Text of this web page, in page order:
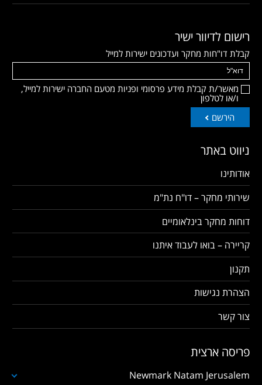
רישום לדיוור ישיר
קבלת דו"חות מחקר ועדכונים ישירות למייל
מאשר/ת קבלת מידע פרסומי ופניות מטעם החברה ישירות למייל,
ו/או לטלפון
הירשם
ניווט באתר
אודותינו
שירותי מחקר – דו"ח נת"מ
דוחות מחקר בינלאומיים
קריירה – בואו לעבוד איתנו
תקנון
הצהרת נגישות
צור קשר
פריסה ארצית
Newmark Natam Jerusalem